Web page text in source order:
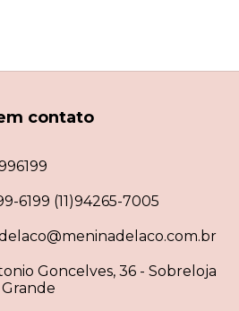
contato
6199 (11)94265-7005
Goncelves, 36 - Sobreloja